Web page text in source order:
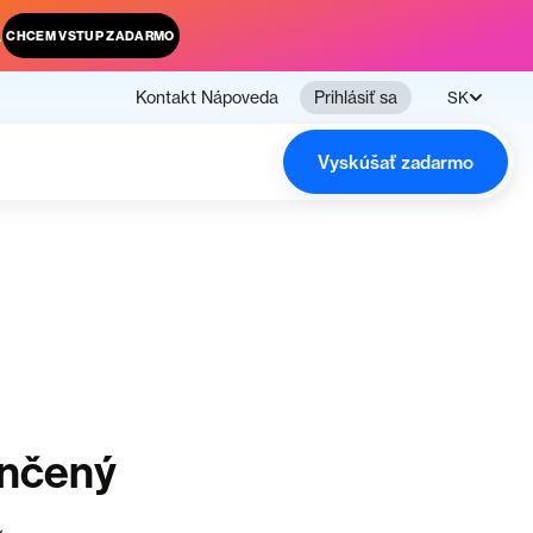
CHCEM VSTUP ZADARMO
Kontakt Nápoveda Prihlásiť sa SK
Vyskúšať zadarmo